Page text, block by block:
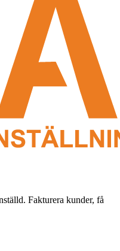
Fakturera kunder, få